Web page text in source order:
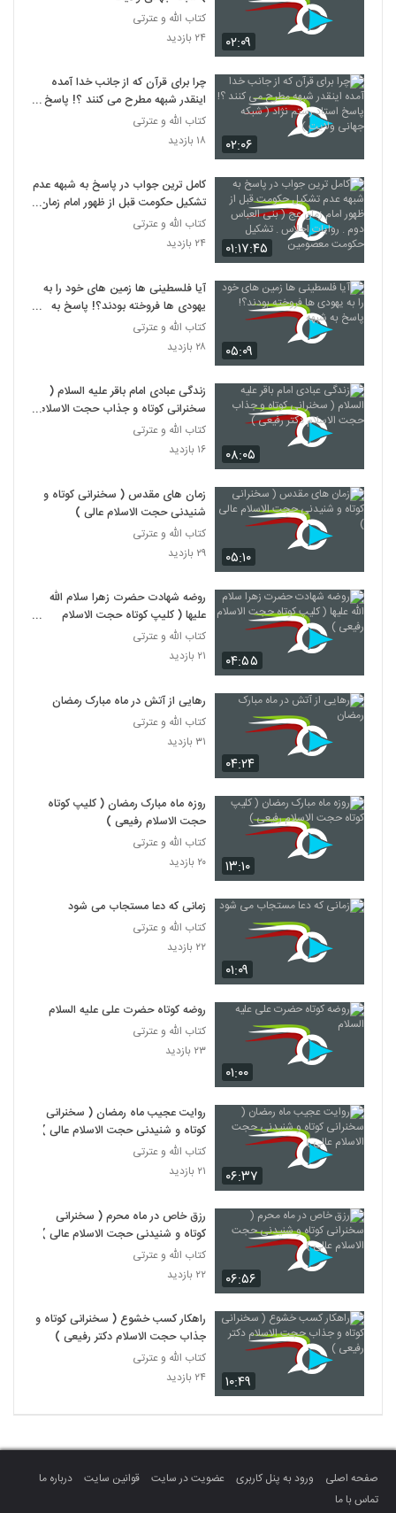
۰۲:۰۹
کتاب الله و عترتی
۲۴ بازدید
۰۲:۰۶
چرا برای قرآن که از جانب خدا آمده
اینقدر شبهه مطرح می کنند ؟! پاسخ
استاد رستم نژاد ( شبکه جهانی ولایت )
کتاب الله و عترتی
۱۸ بازدید
۰۱:۱۷:۴۵
کامل ترین جواب در پاسخ به شبهه عدم
تشکیل حکومت قبل از ظهور امام زمان
عج ( بنی العباس دوم . روایات احلاس
. تشکیل حکومت معصومین
کتاب الله و عترتی
۲۴ بازدید
۰۵:۰۹
آیا فلسطینی ها زمین های خود را به
یهودی ها فروخته بودند؟! پاسخ به
شبهه
کتاب الله و عترتی
۲۸ بازدید
۰۸:۰۵
زندگی عبادی امام باقر علیه السلام (
سخنرانی کوتاه و جذاب حجت الاسلام
دکتر رفیعی )
کتاب الله و عترتی
۱۶ بازدید
۰۵:۱۰
زمان های مقدس ( سخنرانی کوتاه و
شنیدنی حجت الاسلام عالی )
کتاب الله و عترتی
۲۹ بازدید
۰۴:۵۵
روضه شهادت حضرت زهرا سلام الله
علیها ( کلیپ کوتاه حجت الاسلام
رفیعی )
کتاب الله و عترتی
۲۱ بازدید
۰۴:۲۴
رهایی از آتش در ماه مبارک رمضان
کتاب الله و عترتی
۳۱ بازدید
۱۳:۱۰
روزه ماه مبارک رمضان ( کلیپ کوتاه
حجت الاسلام رفیعی )
کتاب الله و عترتی
۲۰ بازدید
۰۱:۰۹
زمانی که دعا مستجاب می شود
کتاب الله و عترتی
۲۲ بازدید
۰۱:۰۰
روضه کوتاه حضرت علی علیه السلام
کتاب الله و عترتی
۲۳ بازدید
۰۶:۳۷
روایت عجیب ماه رمضان ( سخنرانی
کوتاه و شنیدنی حجت الاسلام عالی )
کتاب الله و عترتی
۲۱ بازدید
۰۶:۵۶
رزق خاص در ماه محرم ( سخنرانی
کوتاه و شنیدنی حجت الاسلام عالی )
کتاب الله و عترتی
۲۲ بازدید
۱۰:۴۹
راهکار کسب خشوع ( سخنرانی کوتاه و
جذاب حجت الاسلام دکتر رفیعی )
کتاب الله و عترتی
۲۴ بازدید
صفحه اصلی ورود به پنل کاربری عضویت در سایت قوانین سایت
درباره ما
تماس با ما